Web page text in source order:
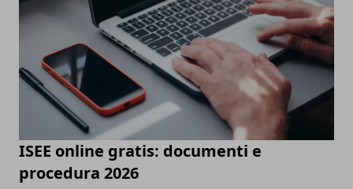
ISEE online gratis: documenti e
procedura 2026